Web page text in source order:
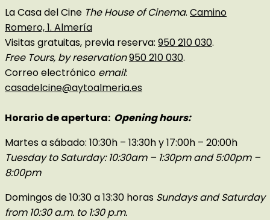
La Casa del Cine The House of Cinema. Camino
Romero, 1. Almería
Visitas gratuitas, previa reserva: 950 210 030.
Free Tours, by reservation950 210 030.
Correo electrónico email:
casadelcine@aytoalmeria.es
Horario de apertura: Opening hours:
Martes a sábado: 10:30h – 13:30h y 17:00h – 20:00h
Tuesday to Saturday: 10:30am – 1:30pm and 5:00pm –
8:00pm
Domingos de 10:30 a 13:30 horas Sundays and Saturday
from 10:30 a.m. to 1:30 p.m.